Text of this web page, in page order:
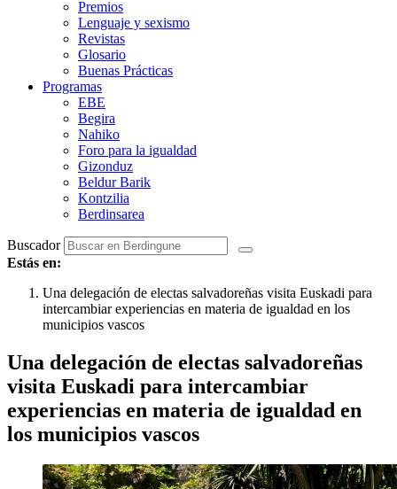
Premios
Lenguaje y sexismo
Revistas
Glosario
Buenas Prácticas
Programas
EBE
Begira
Nahiko
Foro para la igualdad
Gizonduz
Beldur Barik
Kontzilia
Berdinsarea
Buscador
Estás en:
Una delegación de electas salvadoreñas visita Euskadi para
intercambiar experiencias en materia de igualdad en los
municipios vascos
Una delegación de electas salvadoreñas
visita Euskadi para intercambiar
experiencias en materia de igualdad en
los municipios vascos